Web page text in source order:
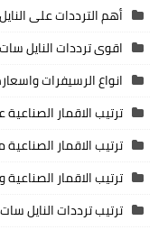
أهم الترددات على
اقوى ترددات النايل سات
انواع الرسيفرات
ترتيب الاقمار
ترتيب الاقمار
ترتيب الاقمار الصناعية
ترتيب ترددات النايل سات